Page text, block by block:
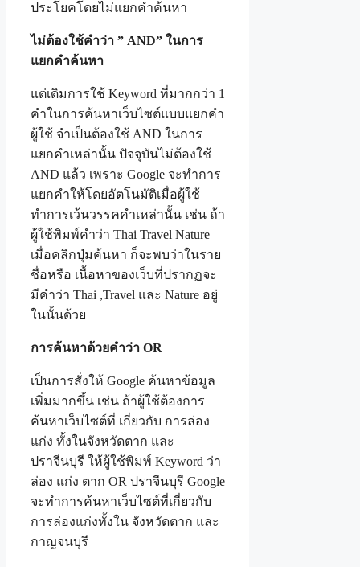
ประโยคโดยไม่แยกคำค้นหา
ไม่ต้องใช้คำว่า ” AND” ในการ
แยกคำค้นหา
แต่เดิมการใช้ Keyword ที่มากกว่า 1
คำในการค้นหาเว็บไซต์แบบแยกคำ
ผู้ใช้ จำเป็นต้องใช้ AND ในการ
แยกคำเหล่านั้น ปัจจุบันไม่ต้องใช้
AND แล้ว เพราะ Google จะทำการ
แยกคำให้โดยอัตโนมัติเมื่อผู้ใช้
ทำการเว้นวรรคคำเหล่านั้น เช่น ถ้า
ผู้ใช้พิมพ์คำว่า Thai Travel Nature
เมื่อคลิกปุ่มค้นหา ก็จะพบว่าในราย
ชื่อหรือ เนื้อหาของเว็บที่ปรากฏจะ
มีคำว่า Thai ,Travel และ Nature อยู่
ในนั้นด้วย
การค้นหาด้วยคำว่า OR
เป็นการสั่งให้ Google ค้นหาข้อมูล
เพิ่มมากขึ้น เช่น ถ้าผู้ใช้ต้องการ
ค้นหาเว็บไซต์ที่ เกี่ยวกับ การล่อง
แก่ง ทั้งในจังหวัดตาก และ
ปราจีนบุรี ให้ผู้ใช้พิมพ์ Keyword ว่า
ล่อง แก่ง ตาก OR ปราจีนบุรี Google
จะทำการค้นหาเว็บไซต์ที่เกี่ยวกับ
การล่องแก่งทั้งใน จังหวัดตาก และ
กาญจนบุรี